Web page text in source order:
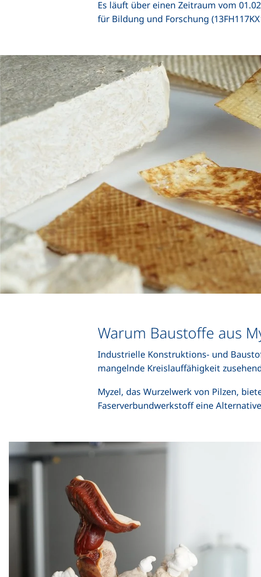
Es läuft über einen Zeitraum vom
für Bildung und Forschung
Warum Baustoffe aus
Industrielle Konstruktions- und
mangelnde Kreislauffähigkeit
Myzel, das Wurzelwerk von Pilzen,
Faserverbundwerkstoff eine